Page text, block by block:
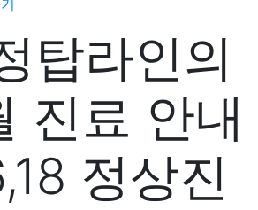
탑라인의
진료 안내
정상진